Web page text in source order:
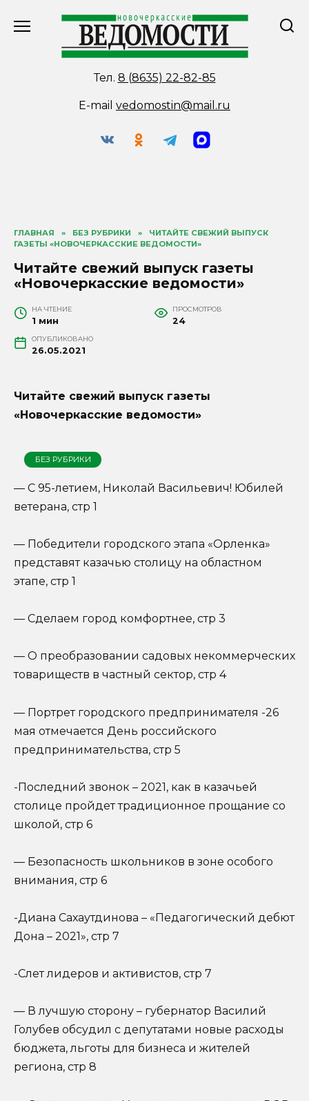
Тел. 8 (8635) 22-82-85
E-mail vedomostin@mail.ru
ГЛАВНАЯ » БЕЗ РУБРИКИ »
ЧИТАЙТЕ СВЕЖИЙ ВЫПУСК
ГАЗЕТЫ «НОВОЧЕРКАССКИЕ ВЕДОМОСТИ»
Читайте свежий выпуск газеты
«Новочеркасские ведомости»
НА ЧТЕНИЕ
1 мин
ПРОСМОТРОВ
24
ОПУБЛИКОВАНО
26.05.2021
Читайте свежий выпуск газеты
«Новочеркасские ведомости»
БЕЗ РУБРИКИ
— С 95-летием, Николай Васильевич! Юбилей
ветерана, стр 1
— Победители городского этапа «Орленка»
представят казачью столицу на областном
этапе, стр 1
— Сделаем город комфортнее, стр 3
— О преобразовании садовых некоммерческих
товариществ в частный сектор, стр 4
— Портрет городского предпринимателя -26
мая отмечается День российского
предпринимательства, стр 5
-Последний звонок – 2021, как в казачьей
столице пройдет традиционное прощание со
школой, стр 6
— Безопасность школьников в зоне особого
внимания, стр 6
-Диана Сахаутдинова – «Педагогический дебют
Дона – 2021», стр 7
-Слет лидеров и активистов, стр 7
— В лучшую сторону – губернатор Василий
Голубев обсудил с депутатами новые расходы
бюджета, льготы для бизнеса и жителей
региона, стр 8